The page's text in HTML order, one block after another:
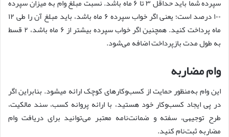
۱۰۰ درصد است؛ یعنی اگر خواب سپرده ۶ ماه باشد، باید مبلغ آن را طی ۱۲
ماه پرداخت کنید. همچنین اگر خواب سپرده بیشتر از ۶ ماه باشد، ۲ قسط
به طول مدت بازپرداخت اضافه می‌شود.
وام مضاربه
این وام به‌منظور حمایت از کسب‌وکارهای کوچک ارائه می‎شود. بنابراین اگر
در پی ایجاد کسب‌وکار خود هستید، با ارائه پروانه کسب، سند مالکیت،
طرح توجیهی، سفته و ضمانت‌نامه معتبر می‌توانید برای دریافت وام
مضاربه ثبت‌نام کنید.